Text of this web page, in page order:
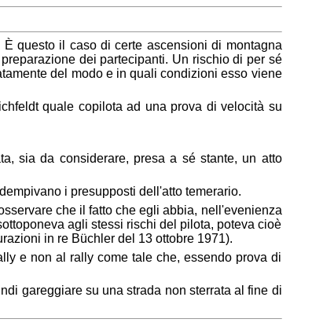
questo il caso di certe ascensioni di montagna
dei partecipanti. Un rischio di per sé
del modo e in quali condizioni esso viene
quale copilota ad una prova di velocità su
sia da considerare, presa a sé stante, un atto
i presupposti dell'atto temerario.
che il fatto che egli abbia, nell'evenienza
agli stessi rischi del pilota, poteva cioè
in re Büchler del 13 ottobre 1971).
e non al rally come tale che, essendo prova di
gareggiare su una strada non sterrata al fine di